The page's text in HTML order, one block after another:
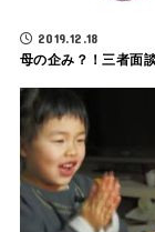
2019.12.18
母の企み？！三者面